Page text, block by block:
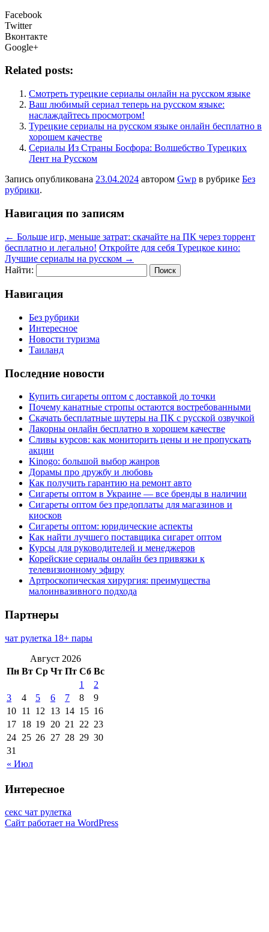
Facebook
Twitter
Вконтакте
Google+
Related posts:
Смотреть турецкие сериалы онлайн на русском языке
Ваш любимый сериал теперь на русском языке:
наслаждайтесь просмотром!
Турецкие сериалы на русском языке онлайн бесплатно в
хорошем качестве
Сериалы Из Страны Босфора: Волшебство Турецких
Лент на Русском
Запись опубликована 23.04.2024 автором Gwp в рубрике Без
рубрики.
Навигация по записям
← Больше игр, меньше затрат: скачайте на ПК через торрент
бесплатно и легально! Откройте для себя Турецкое кино:
Лучшие сериалы на русском →
Найти:
Навигация
Без рубрики
Интересное
Новости туризма
Таиланд
Последние новости
Купить сигареты оптом с доставкой до точки
Почему канатные стропы остаются востребованными
Скачать бесплатные шутеры на ПК с русской озвучкой
Лакорны онлайн бесплатно в хорошем качестве
Сливы курсов: как мониторить цены и не пропускать
акции
Kinogo: большой выбор жанров
Дорамы про дружбу и любовь
Как получить гарантию на ремонт авто
Сигареты оптом в Украине — все бренды в наличии
Сигареты оптом без предоплаты для магазинов и
киосков
Сигареты оптом: юридические аспекты
Как найти лучшего поставщика сигарет оптом
Курсы для руководителей и менеджеров
Корейские сериалы онлайн без привязки к
телевизионному эфиру
Артроскопическая хирургия: преимущества
малоинвазивного подхода
Партнеры
чат рулетка 18+ пары
Август 2026
Пн Вт Ср Чт Пт Сб Вс
« Июл
1
2
3
4 5 6 7 8
9
10 11 12 13 14 15 16
17 18 19 20 21 22 23
24 25 26 27 28 29 30
31
Интересное
секс чат рулетка
Сайт работает на WordPress